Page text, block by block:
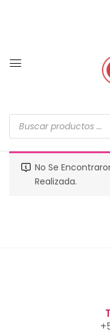
No Se
Realizada.